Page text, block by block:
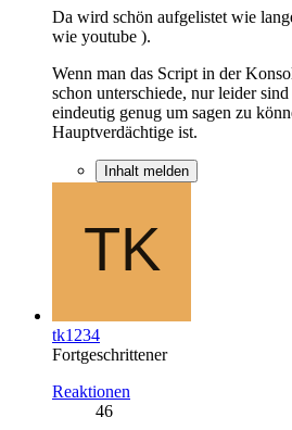
Da wird schön aufgelistet wie
wie youtube ).
Wenn man das Script in der
schon unterschiede, nur leider
eindeutig genug um sagen zu
Hauptverdächtige ist.
Inhalt melden
tk1234
Fortgeschrittener
Reaktionen
46